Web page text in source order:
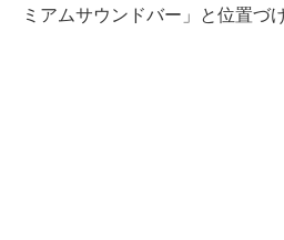
ミアムサウンドバー」と位置づ